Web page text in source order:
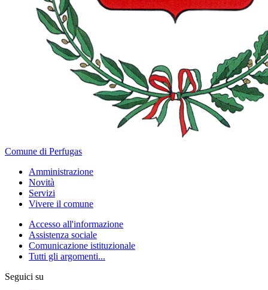
Comune di Perfugas
Amministrazione
Novità
Servizi
Vivere il comune
Accesso all'informazione
Assistenza sociale
Comunicazione istituzionale
Tutti gli argomenti...
Seguici su